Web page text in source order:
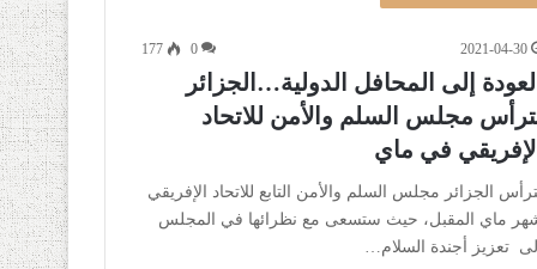
2021-04-30
0
177
العودة إلى المحافل الدولية…الجزائر
مجلس السلم والأمن للاتحاد
الإفريقي في ماي
الجزائر مجلس السلم والأمن التابع للاتحاد الإفريقي
ماي المقبل، حيث ستسعى مع نظرائها في المجلس
إلى تعزيز أجندة السلام…